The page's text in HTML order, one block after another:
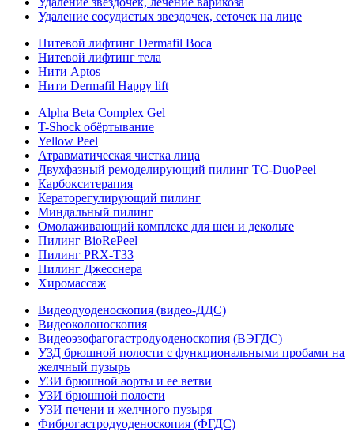
Удаление сосудистых звездочек, сеточек на лице
Нитевой лифтинг Dermafil Boca
Нитевой лифтинг тела
Нити Aptos
Нити Dermafil Happy lift
Alpha Beta Complex Gel
T-Shock обёртывание
Yellow Peel
Атравматическая чистка лица
Двухфазный ремоделирующий пилинг TC-DuoPeel
Карбокситерапия
Кераторегулирующий пилинг
Миндальный пилинг
Омолаживающий комплекс для шеи и декольте
Пилинг BioRePeel
Пилинг PRX-T33
Пилинг Джесснера
Хиромассаж
Видеодуоденоскопия (видео-ДДС)
Видеоколоноскопия
Видеоэзофагогастродуоденоскопия (ВЭГДС)
УЗД брюшной полости с функциональными пробами на
желчный пузырь
УЗИ брюшной аорты и ее ветви
УЗИ брюшной полости
УЗИ печени и желчного пузыря
Фиброгастродуоденоскопия (ФГДС)